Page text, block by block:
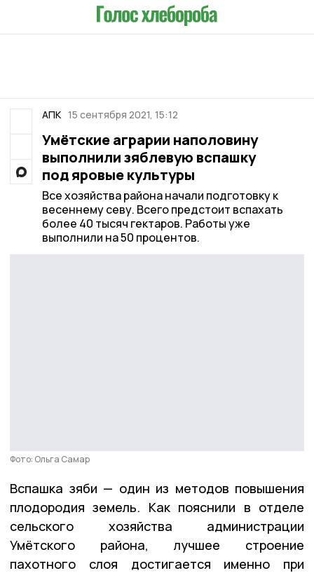
АПК 15 сентября 2021, 15:12
Умётские аграрии наполовину
выполнили зяблевую вспашку
под яровые культуры
Все хозяйства района начали подготовку к
весеннему севу. Всего предстоит вспахать
более 40 тысяч гектаров. Работы уже
выполнили на 50 процентов.
Фото: Ольга Самар
Вспашка зяби — один из методов повышения
плодородия земель. Как пояснили в отделе
сельского хозяйства администрации
Умётского района, лучшее строение
пахотного слоя достигается именно при